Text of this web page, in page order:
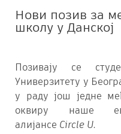
Нови позив за
школу у Данској
Позивају се
Универзитету у
у раду још једне
оквиру наше
алијансе Circle U.